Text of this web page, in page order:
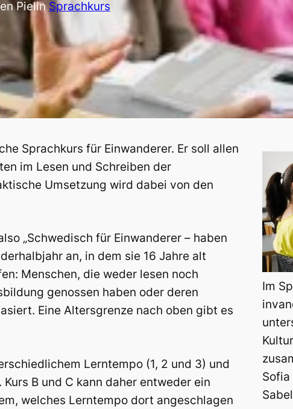
PielinSprachkurs
Im
Sofia
Sprachkurs für Einwanderer. Er soll allen
im Lesen und Schreiben der
Umsetzung wird dabei von den
„Schwedisch für Einwanderer – haben
an, in dem sie 16 Jahre alt
Menschen, die weder lesen noch
genossen haben oder deren
Eine Altersgrenze nach oben gibt es
Lerntempo (1, 2 und 3) und
B und C kann daher entweder ein
welches Lerntempo dort angeschlagen